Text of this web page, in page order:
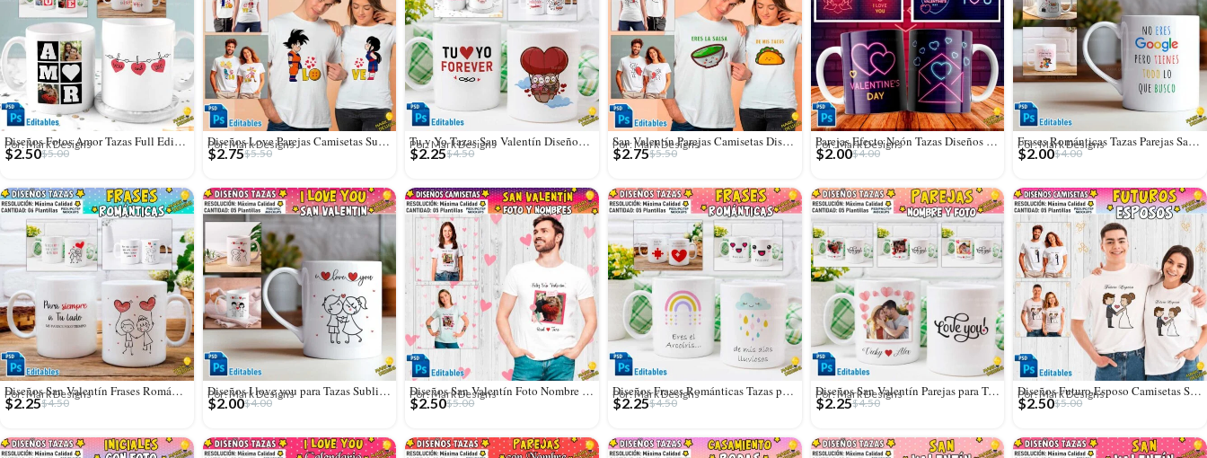
Diseños Fotos Amor Tazas Full Editables
Por: Mark Designs
$5.00
$2.50
Diseños Love Parejas Camisetas Sublimación
Por: Mark Designs
$5.50
$2.75
Tu y Yo Tazas San Valentín Diseños Editables
Por: Mark Designs
$4.50
$2.25
San Valentín Parejas Camisetas Diseños Editables
Por: Mark Designs
$5.50
$2.75
Parejas Efecto Neón Tazas Diseños Sublimación
Por: Mark Designs
$4.00
$2.00
Frases Románticas Tazas Parejas San Valentín
Por: Mark Designs
$4.00
$2.00
Diseños San Valentín Frases Románticas Tazas
Por: Mark Designs
$4.50
$2.25
Diseños I love you para Tazas Sublimables
Por: Mark Designs
$4.00
$2.00
Diseños San Valentín Foto Nombre Personalizado Camisetas
Por: Mark Designs
$5.00
$2.50
Diseños Frases Románticas Tazas para San Valentín
Por: Mark Designs
$4.50
$2.25
Diseños San Valentín Parejas para Tazas con Foto
Por: Mark Designs
$4.50
$2.25
Diseños Futuro Esposo Camisetas Sublimables Editables
Por: Mark Designs
$5.00
$2.50